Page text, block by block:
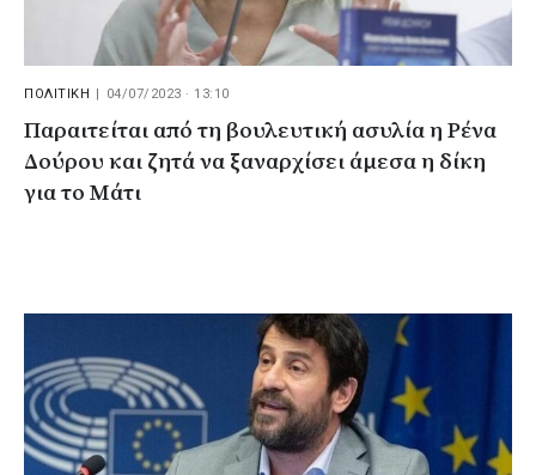
ΠΟΛΙΤΙΚΗ 04/07/2023 · 13:10
Παραιτείται από τη βουλευτική ασυλία η Ρένα
Δούρου και ζητά να ξαναρχίσει άμεσα η δίκη
για το Μάτι